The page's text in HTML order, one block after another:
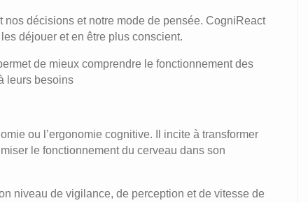
décisions et notre mode de pensée. CogniReact
déjouer et en être plus conscient.
de mieux comprendre le fonctionnement des
leurs besoins
ou l’ergonomie cognitive. Il incite à transformer
le fonctionnement du cerveau dans son
niveau de vigilance, de perception et de vitesse de